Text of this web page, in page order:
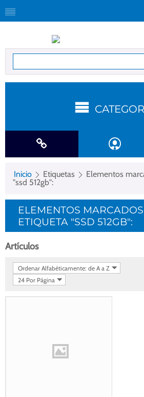
Inicio Etiquetas
Elementos
"ssd 512gb":
ELEMENTOS
ETIQUETA "SSD 512GB":
Artículos
Ordenar Alfabéticamente: de A a Z
24 Por Página